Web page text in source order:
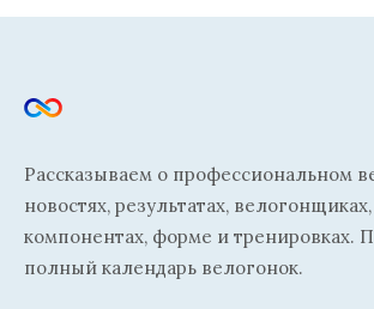
Рассказываем о профессиональном
новостях, результатах,
компонентах, форме и тренировках.
полный календарь велогонок.